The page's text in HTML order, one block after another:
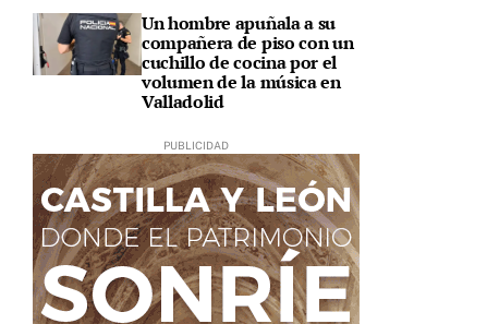
Un hombre apuñala a su
compañera de piso con un
cuchillo de cocina por el
volumen de la música en
Valladolid